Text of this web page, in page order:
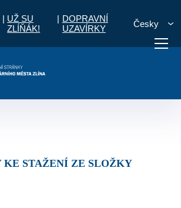
| UŽ SU
ZLÍŇÁK!
| DOPRAVNÍ
UZAVÍRKY
Česky